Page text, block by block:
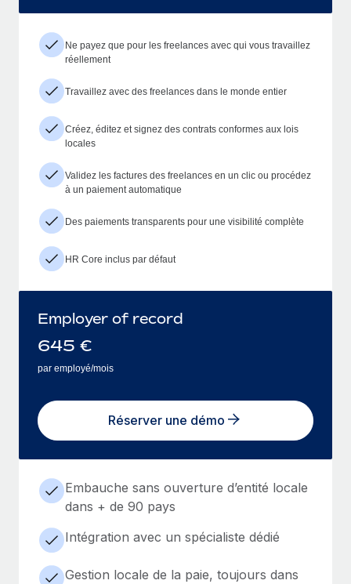
Ne payez que pour les freelances avec qui vous travaillez
réellement
Travaillez avec des freelances dans le monde entier
Créez, éditez et signez des contrats conformes aux lois
locales
Validez les factures des freelances en un clic ou procédez
à un paiement automatique
Des paiements transparents pour une visibilité complète
HR Core inclus par défaut
Employer of record
645 €
par employé/mois
Réserver une démo
Embauche sans ouverture d’entité locale
dans + de 90 pays
Intégration avec un spécialiste dédié
Gestion locale de la paie, toujours dans